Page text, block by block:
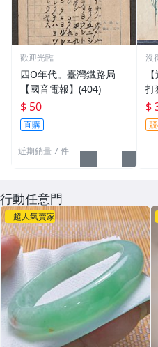
歡迎光臨
四O年代。臺灣鐵路局
【國音電報】(404)
$ 50
直購
近期銷量 7 件
沒
打
$
行動任意門
超人氣賣家